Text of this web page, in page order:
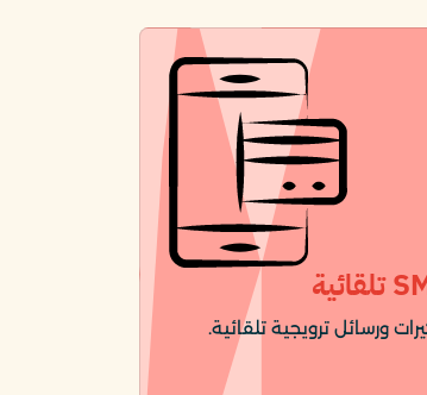
ورسائل ترويجية تلقائية.